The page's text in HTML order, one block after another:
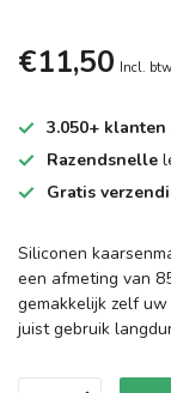
€11,50 Incl. btw
3.050+ klanten
Razendsnelle
Gratis
Siliconen
een afmeting van
gemakkelijk zelf
juist gebruik